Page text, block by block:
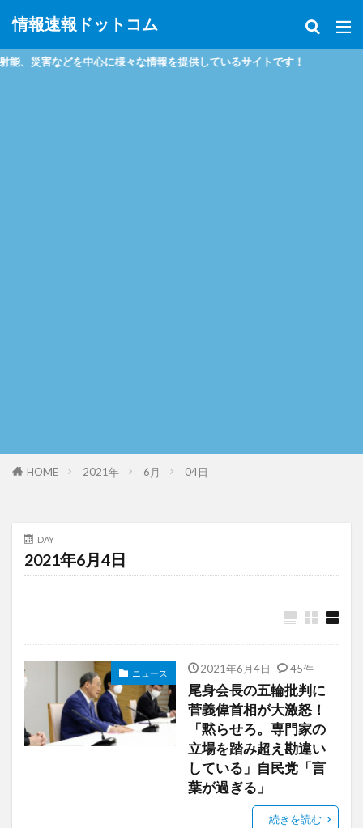
情報速報ドットコム
害などを中心に様々な情報を提供しているサイトです！
HOME 2021年 6月 04日
DAY
2021年6月4日
ニュース 2021年6月4日 45件
尾身会長の五輪批判に
菅義偉首相が大激怒！
「黙らせろ。専門家の
立場を踏み超え勘違い
している」自民党「言
葉が過ぎる」
続きを読む